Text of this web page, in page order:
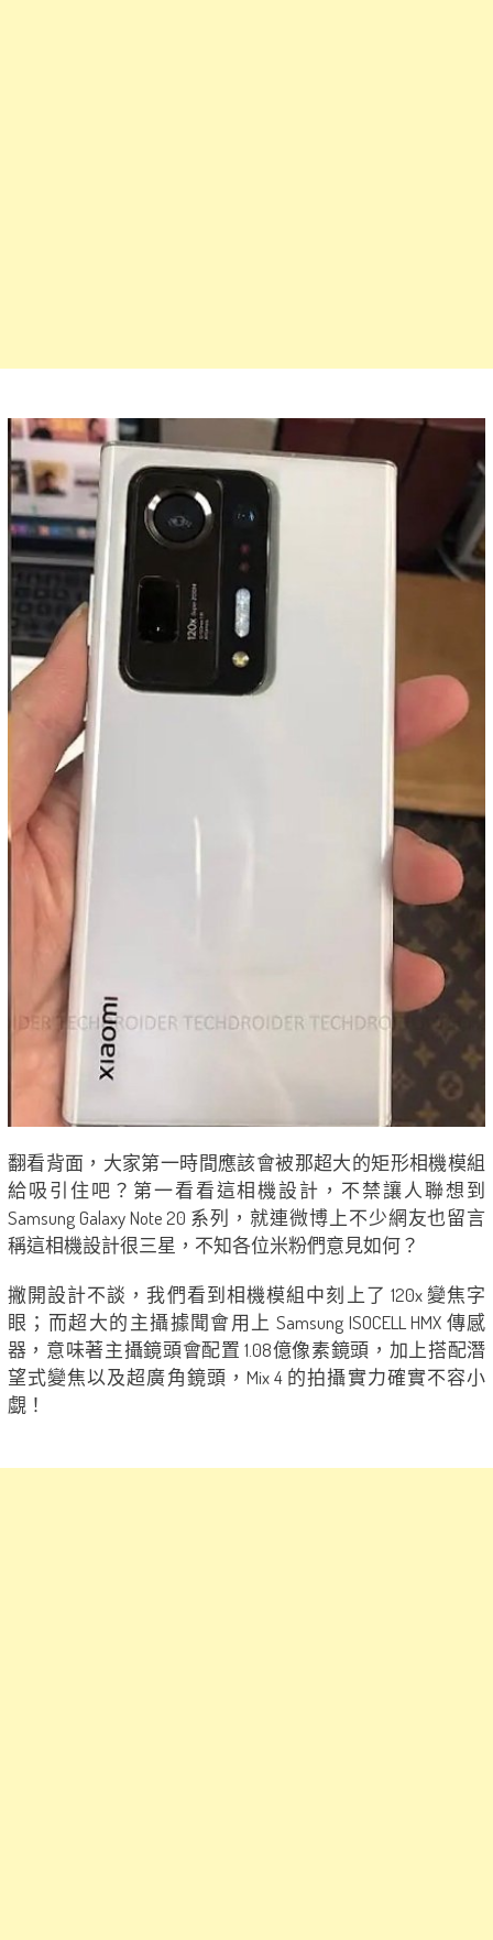
翻看背面，大家第一時間應該會被那超大的矩形相機模組
給吸引住吧？第一看看這相機設計，不禁讓人聯想到
Samsung Galaxy Note 20 系列，就連微博上不少網友也留言
稱這相機設計很三星，不知各位米粉們意見如何？
撇開設計不談，我們看到相機模組中刻上了 120x 變焦字
眼；而超大的主攝據聞會用上 Samsung ISOCELL HMX 傳感
器，意味著主攝鏡頭會配置 1.08億像素鏡頭，加上搭配潛
望式變焦以及超廣角鏡頭，Mix 4 的拍攝實力確實不容小
覷！